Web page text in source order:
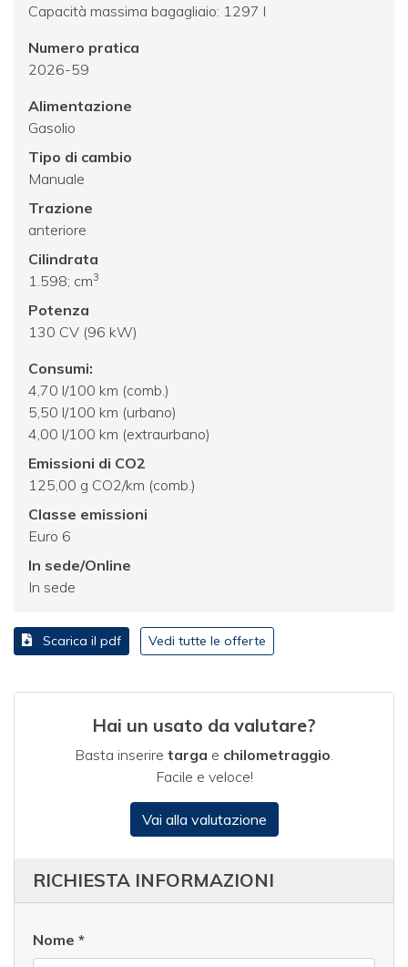
Capacità massima bagagliaio: 1297 l
Numero pratica
2026-59
Alimentazione
Gasolio
Tipo di cambio
Manuale
Trazione
anteriore
Cilindrata
1.598; cm3
Potenza
130 CV (96 kW)
Consumi:
4,70 l/100 km (comb.)
5,50 l/100 km (urbano)
4,00 l/100 km (extraurbano)
Emissioni di CO2
125,00 g CO2/km (comb.)
Classe emissioni
Euro 6
In sede/Online
In sede
Scarica il pdf Vedi tutte le offerte
Hai un usato da valutare?
Basta inserire targa e chilometraggio
Facile e veloce!
Vai alla valutazione
RICHIESTA INFORMAZIONI
Nome *